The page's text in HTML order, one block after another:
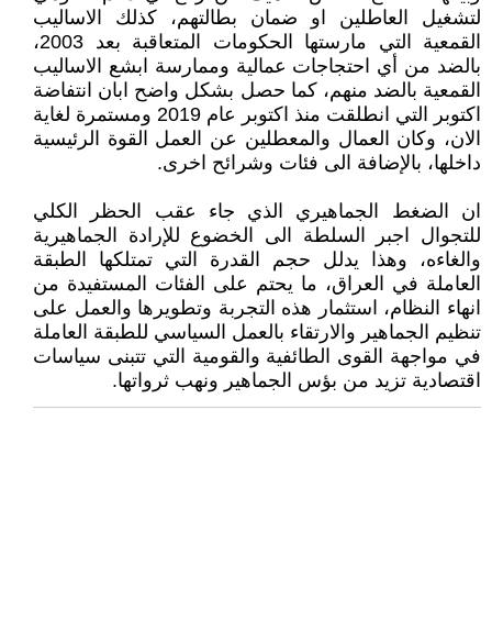
لتشغيل العاطلين او ضمان بطالتهم، كذلك الاساليب
القمعية التي مارستها الحكومات المتعاقبة بعد 2003،
بالضد من أي احتجاجات عمالية وممارسة ابشع الاساليب
القمعية بالضد منهم، كما حصل بشكل واضح ابان انتفاضة
اكتوبر التي انطلقت منذ اكتوبر عام 2019 ومستمرة لغاية
الان، وكان العمال والمعطلين عن العمل القوة الرئيسية
داخلها، بالإضافة الى فئات وشرائح اخرى.
ان الضغط الجماهيري الذي جاء عقب الحظر الكلي
للتجوال اجبر السلطة الى الخضوع للإرادة الجماهيرية
والغاءه، وهذا يدلل حجم القدرة التي تمتلكها الطبقة
العاملة في العراق، ما يحتم على الفئات المستفيدة من
انهاء النظام، استثمار هذه التجربة وتطويرها والعمل على
تنظيم الجماهير والارتقاء بالعمل السياسي للطبقة العاملة
في مواجهة القوى الطائفية والقومية التي تتبنى سياسات
اقتصادية تزيد من بؤس الجماهير ونهب ثرواتها.